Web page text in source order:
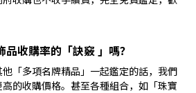
收購率的「訣竅 」嗎？
「多項名牌精品」一起鑑定的話，我們
的收購價格。甚至各種組合，如「珠寶